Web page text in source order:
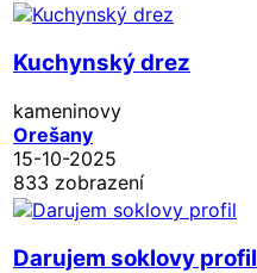
Kuchynský drez
kameninovy
Orešany
15-10-2025
833 zobrazení
Darujem soklovy profil